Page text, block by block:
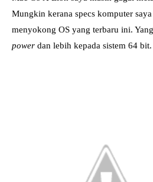
Mungkin kerana specs komputer
menyokong OS yang terbaru ini.
power dan lebih kepada sistem 64 bit.